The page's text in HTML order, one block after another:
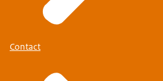
Contact